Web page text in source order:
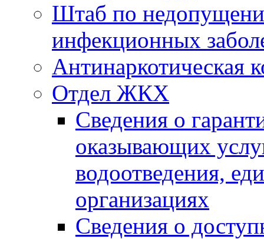
Штаб по
инфекционных
Антинаркотическая
Отдел ЖКХ
Сведения о
оказывающих
водоотведения,
организациях
Сведения о